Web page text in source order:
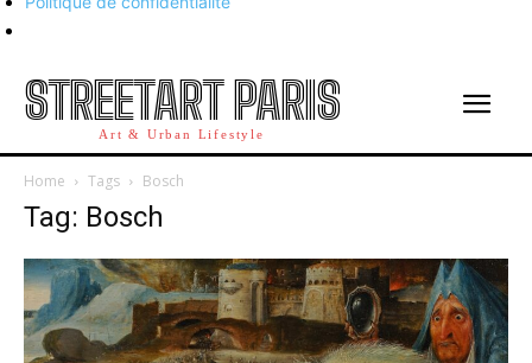
STREETART PARIS
Art & Urban Lifestyle
Home Tags Bosch
Tag: Bosch